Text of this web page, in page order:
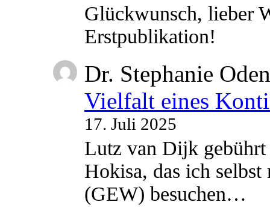
Glückwunsch, lieber
Erstpublikation!
Dr. Stephanie
Vielfalt eines
17. Juli 2025
Lutz van Dijk
Hokisa, das ich
(GEW) besuchen…